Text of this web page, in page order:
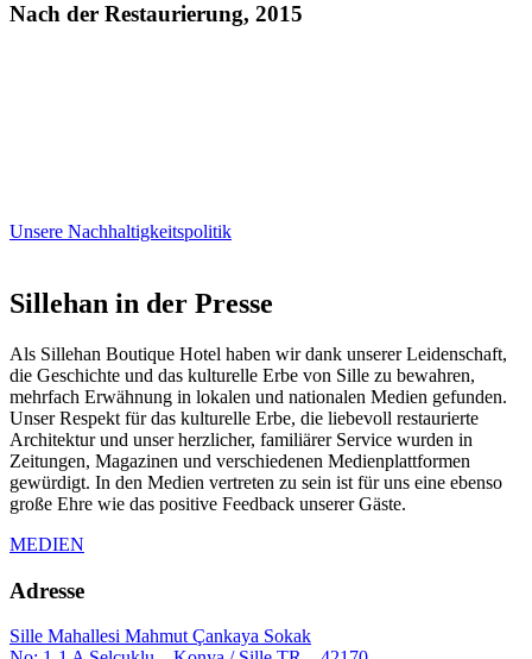
Nach der Restaurierung, 2015
Unsere Nachhaltigkeitspolitik
Sillehan in der Presse
Als Sillehan Boutique Hotel haben wir dank unserer Leidenschaft,
die Geschichte und das kulturelle Erbe von Sille zu bewahren,
mehrfach Erwähnung in lokalen und nationalen Medien gefunden.
Unser Respekt für das kulturelle Erbe, die liebevoll restaurierte
Architektur und unser herzlicher, familiärer Service wurden in
Zeitungen, Magazinen und verschiedenen Medienplattformen
gewürdigt. In den Medien vertreten zu sein ist für uns eine ebenso
große Ehre wie das positive Feedback unserer Gäste.
MEDIEN
Adresse
Sille Mahallesi Mahmut Çankaya Sokak